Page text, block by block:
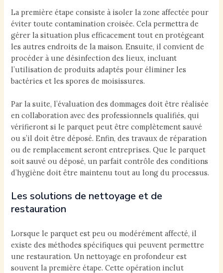
La première étape consiste à isoler la zone affectée pour
éviter toute contamination croisée. Cela permettra de
gérer la situation plus efficacement tout en protégeant
les autres endroits de la maison. Ensuite, il convient de
procéder à une désinfection des lieux, incluant
l’utilisation de produits adaptés pour éliminer les
bactéries et les spores de moisissures.
Par la suite, l’évaluation des dommages doit être réalisée
en collaboration avec des professionnels qualifiés, qui
vérifieront si le parquet peut être complètement sauvé
ou s’il doit être déposé. Enfin, des travaux de réparation
ou de remplacement seront entreprises. Que le parquet
soit sauvé ou déposé, un parfait contrôle des conditions
d’hygiène doit être maintenu tout au long du processus.
Les solutions de nettoyage et de
restauration
Lorsque le parquet est peu ou modérément affecté, il
existe des méthodes spécifiques qui peuvent permettre
une restauration. Un nettoyage en profondeur est
souvent la première étape. Cette opération inclut